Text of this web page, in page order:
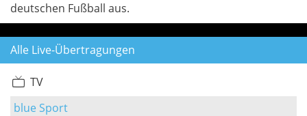
deutschen Fußball aus.
Alle Live-Übertragungen
TV
blue Sport